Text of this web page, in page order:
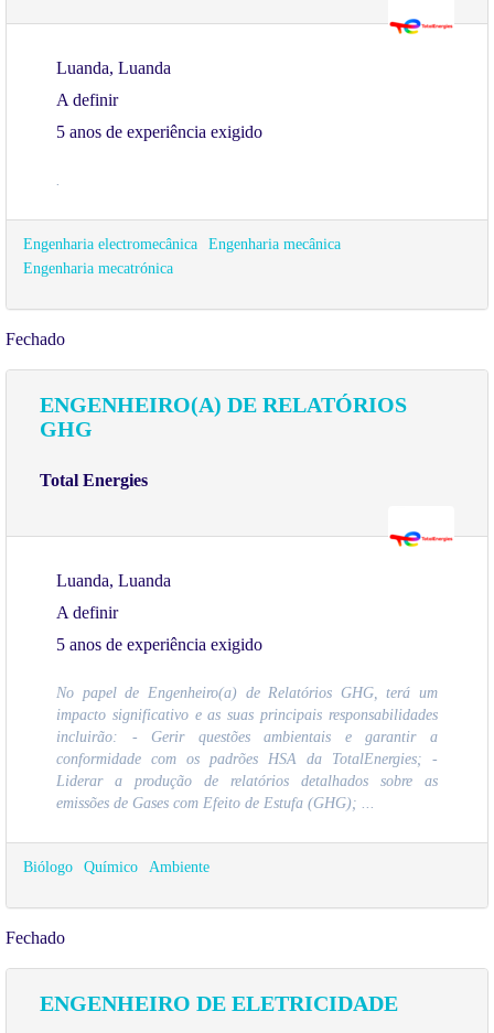
Luanda, Luanda
A definir
5 anos de experiência exigido
.
Engenharia electromecânica
Engenharia mecânica
Engenharia mecatrónica
Fechado
ENGENHEIRO(A) DE RELATÓRIOS
GHG
Total Energies
Luanda, Luanda
A definir
5 anos de experiência exigido
No papel de Engenheiro(a) de Relatórios GHG, terá um
impacto significativo e as suas principais responsabilidades
incluirão: - Gerir questões ambientais e garantir a
conformidade com os padrões HSA da TotalEnergies; -
Liderar a produção de relatórios detalhados sobre as
emissões de Gases com Efeito de Estufa (GHG); ...
Biólogo Químico Ambiente
Fechado
ENGENHEIRO DE ELETRICIDADE